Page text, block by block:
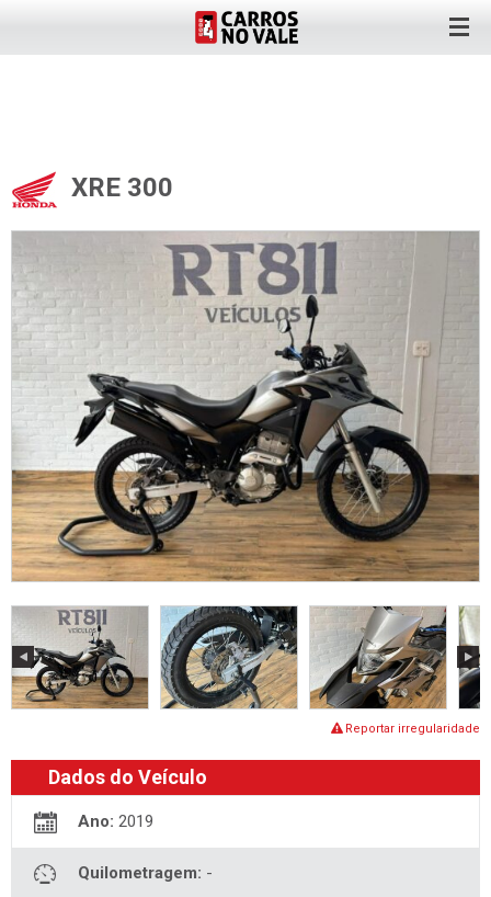
XRE 300
Reportar irregularidade
Dados do Veículo
Ano: 2019
Quilometragem: -